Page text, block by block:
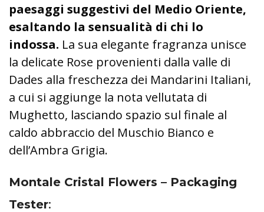
paesaggi suggestivi del Medio Oriente,
esaltando la sensualità di chi lo
indossa. La sua elegante fragranza unisce
la delicate Rose provenienti dalla valle di
Dades alla freschezza dei Mandarini Italiani,
a cui si aggiunge la nota vellutata di
Mughetto, lasciando spazio sul finale al
caldo abbraccio del Muschio Bianco e
dell’Ambra Grigia.
Montale Cristal Flowers – Packaging
Tester: